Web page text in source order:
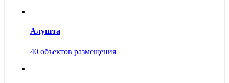
Алушта
40 объектов размещения